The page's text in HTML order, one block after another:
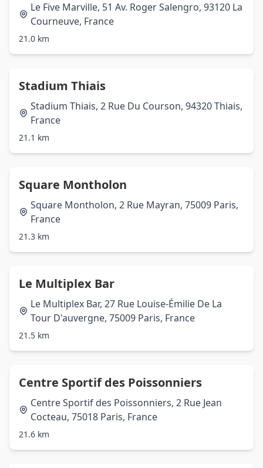
Le Five Marville, 51 Av. Roger Salengro, 93120 La
Courneuve, France
21.0 km
Stadium Thiais
Stadium Thiais, 2 Rue Du Courson, 94320 Thiais,
France
21.1 km
Square Montholon
Square Montholon, 2 Rue Mayran, 75009 Paris,
France
21.3 km
Le Multiplex Bar
Le Multiplex Bar, 27 Rue Louise-Émilie De La
Tour D'auvergne, 75009 Paris, France
21.5 km
Centre Sportif des Poissonniers
Centre Sportif des Poissonniers, 2 Rue Jean
Cocteau, 75018 Paris, France
21.6 km